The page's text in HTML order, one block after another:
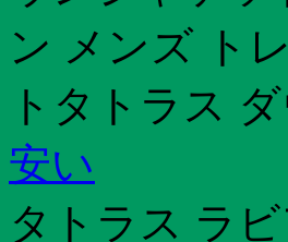
ン メンズ ト
トタトラス
安い
タトラス ラ